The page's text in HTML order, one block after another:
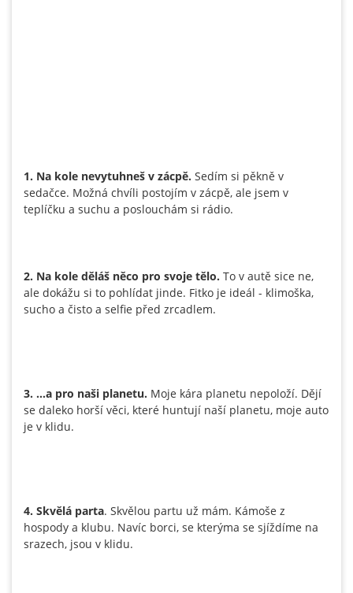
1. Na kole nevytuhneš v zácpě. Sedím si pěkně v
sedačce. Možná chvíli postojím v zácpě, ale jsem v
teplíčku a suchu a poslouchám si rádio.
2. Na kole děláš něco pro svoje tělo. To v autě sice ne,
ale dokážu si to pohlídat jinde. Fitko je ideál - klimoška,
sucho a čisto a selfie před zrcadlem.
3. …a pro naši planetu. Moje kára planetu nepoloží. Dějí
se daleko horší věci, které huntují naší planetu, moje auto
je v klidu.
4. Skvělá parta. Skvělou partu už mám. Kámoše z
hospody a klubu. Navíc borci, se kterýma se sjíždíme na
srazech, jsou v klidu.